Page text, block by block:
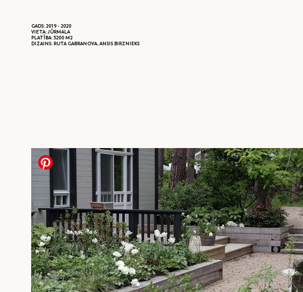
GADS: 2019 - 2020
VIETA: JŪRMALA
PLATĪBA: 3200 M2
DIZAINS: RUTA GABRANOVA, ANSIS BIRZNIEKS